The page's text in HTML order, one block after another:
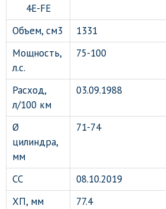
4E-FE
Объем, см3
1331
Мощность,
л.с.
75-100
Расход,
л/100 км
03.09.1988
Ø
цилиндра,
мм
71-74
СС
08.10.2019
ХП, мм
77.4